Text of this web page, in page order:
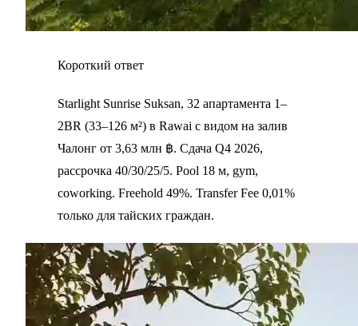
Короткий ответ
Starlight Sunrise Suksan, 32 апартамента 1–
2BR (33–126 м²) в Rawai с видом на залив
Чалонг от 3,63 млн ฿. Сдача Q4 2026,
рассрочка 40/30/25/5. Pool 18 м, gym,
coworking. Freehold 49%. Transfer Fee 0,01%
только для тайских граждан.